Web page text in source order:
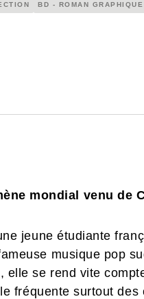
BD - ROMAN GRAPHIQUE
mondial venu de
jeune étudiante
musique pop
elle se rend vite
fréquente surtout